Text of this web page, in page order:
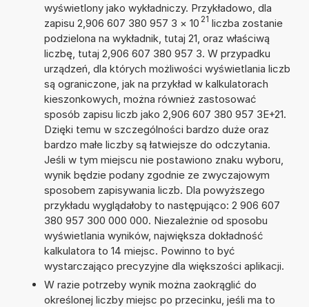
wyświetlony jako wykładniczy. Przykładowo, dla
zapisu 2,906 607 380 957 3 × 10 21 liczba zostanie
podzielona na wykładnik, tutaj 21, oraz właściwą
liczbę, tutaj 2,906 607 380 957 3. W przypadku
urządzeń, dla których możliwości wyświetlania liczb
są ograniczone, jak na przykład w kalkulatorach
kieszonkowych, można również zastosować
sposób zapisu liczb jako 2,906 607 380 957 3E+21.
Dzięki temu w szczególności bardzo duże oraz
bardzo małe liczby są łatwiejsze do odczytania.
Jeśli w tym miejscu nie postawiono znaku wyboru,
wynik będzie podany zgodnie ze zwyczajowym
sposobem zapisywania liczb. Dla powyższego
przykładu wyglądałoby to następująco: 2 906 607
380 957 300 000 000. Niezależnie od sposobu
wyświetlania wyników, największa dokładność
kalkulatora to 14 miejsc. Powinno to być
wystarczająco precyzyjne dla większości aplikacji.
W razie potrzeby wynik można zaokrąglić do
określonej liczby miejsc po przecinku, jeśli ma to